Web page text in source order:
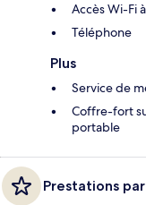
Accès Wi-Fi
Téléphone
Plus
Service de
Coffre-fort
portable
Prestations